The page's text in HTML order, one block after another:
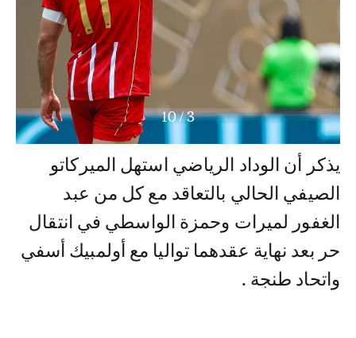
3
/
10
يذكر أن الوداد الرياضي استهل الميركاتو
الصيفي الحالي بالتعاقد مع كل من عبد
الغفور لميرات وحمزة الواسطي في انتقال
حر بعد نهاية عقدهما تواليا مع أولمبيك أسفي
واتحاد طنجة .